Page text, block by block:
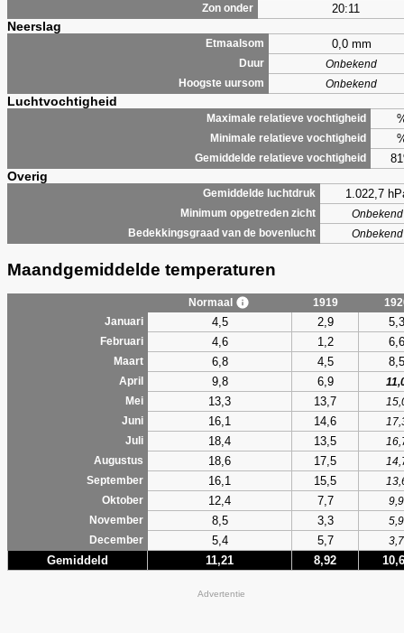
Zon onder 20:11
Neerslag
Etmaalsom 0,0 mm
Duur
Onbekend
Hoogste uursom
Onbekend
Luchtvochtigheid
Maximale relatieve vochtigheid
Minimale relatieve vochtigheid
Gemiddelde relatieve vochtigheid
Overig
Gemiddelde luchtdruk 1.022,7
Minimum opgetreden zicht
Onbekend
Bedekkingsgraad van de bovenlucht
Onbekend
Maandgemiddelde temperaturen
Normaal 1919
Januari
4,5 2,9 5,3
Februari 4,6 1,2 6,6
Maart 6,8 4,5 8,5
April 9,8 6,9
Mei
13,3 13,7
Juni
16,1 14,6
Juli
18,4 13,5
Augustus
18,6 17,5
September
16,1 15,5
Oktober
12,4 7,7
9,9
November
8,5 3,3
5,9
December
5,4 5,7 3,7
Gemiddeld 11,21 8,92
Advertentie